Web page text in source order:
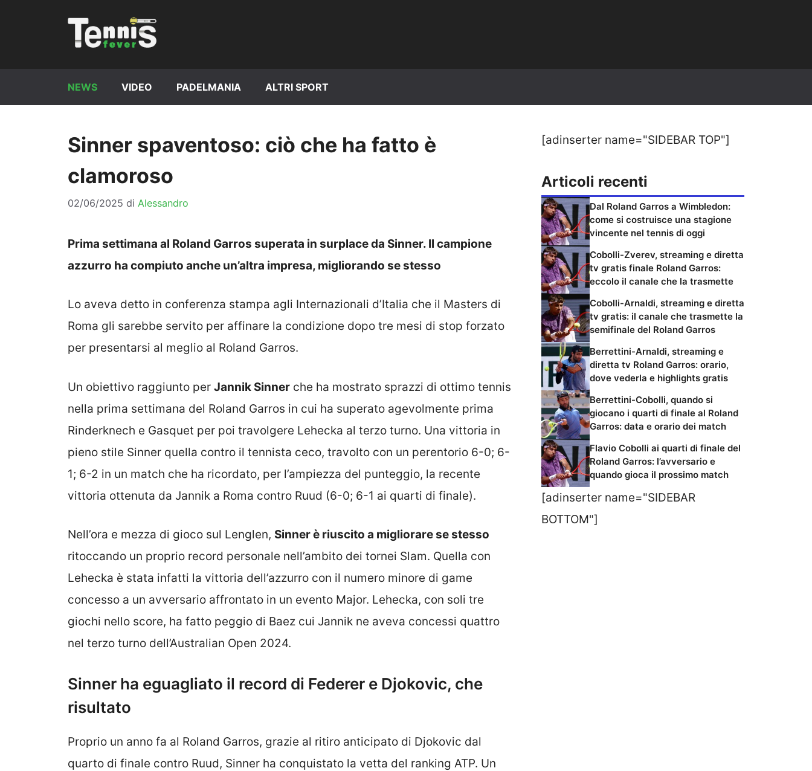
NEWS VIDEO PADELMANIA ALTRI SPORT
Sinner spaventoso: ciò che ha fatto è
clamoroso
02/06/2025 di Alessandro
Prima settimana al Roland Garros superata in surplace da Sinner. Il campione
azzurro ha compiuto anche un’altra impresa, migliorando se stesso
Lo aveva detto in conferenza stampa agli Internazionali d’Italia che il Masters di
Roma gli sarebbe servito per affinare la condizione dopo tre mesi di stop forzato
per presentarsi al meglio al Roland Garros.
Un obiettivo raggiunto per Jannik Sinner che ha mostrato sprazzi di ottimo tennis
nella prima settimana del Roland Garros in cui ha superato agevolmente prima
Rinderknech e Gasquet per poi travolgere Lehecka al terzo turno. Una vittoria in
pieno stile Sinner quella contro il tennista ceco, travolto con un perentorio 6-0; 6-
1; 6-2 in un match che ha ricordato, per l’ampiezza del punteggio, la recente
vittoria ottenuta da Jannik a Roma contro Ruud (6-0; 6-1 ai quarti di finale).
Nell’ora e mezza di gioco sul Lenglen, Sinner è riuscito a migliorare se stesso
ritoccando un proprio record personale nell’ambito dei tornei Slam. Quella con
Lehecka è stata infatti la vittoria dell’azzurro con il numero minore di game
concesso a un avversario affrontato in un evento Major. Lehecka, con soli tre
giochi nello score, ha fatto peggio di Baez cui Jannik ne aveva concessi quattro
nel terzo turno dell’Australian Open 2024.
Sinner ha eguagliato il record di Federer e Djokovic, che
risultato
Proprio un anno fa al Roland Garros, grazie al ritiro anticipato di Djokovic dal
quarto di finale contro Ruud, Sinner ha conquistato la vetta del ranking ATP. Un
[adinserter name="SIDEBAR TOP"]
Articoli recenti
Dal Roland Garros a Wimbledon:
come si costruisce una stagione
vincente nel tennis di oggi
Cobolli-Zverev, streaming e diretta
tv gratis finale Roland Garros:
eccolo il canale che la trasmette
Cobolli-Arnaldi, streaming e diretta
tv gratis: il canale che trasmette la
semifinale del Roland Garros
Berrettini-Arnaldi, streaming e
diretta tv Roland Garros: orario,
dove vederla e highlights gratis
Berrettini-Cobolli, quando si
giocano i quarti di finale al Roland
Garros: data e orario dei match
Flavio Cobolli ai quarti di finale del
Roland Garros: l’avversario e
quando gioca il prossimo match
[adinserter name="SIDEBAR
BOTTOM"]